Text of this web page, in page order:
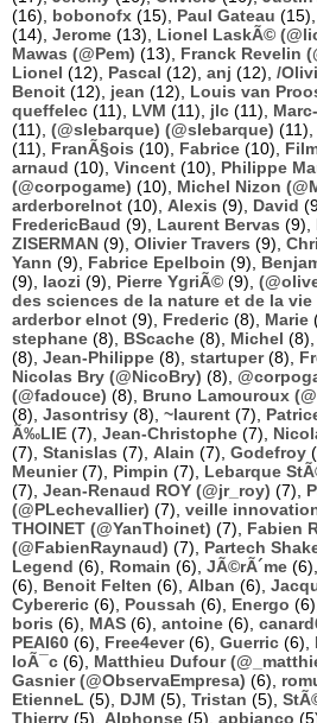
(16), bobonofx (15), Paul Gateau (15),
(14), Jerome (13), Lionel LaskÃ©
Mawas (@Pem) (13), Franck Revelin
Lionel (12), Pascal (12), anj (12), /
Benoit (12), jean (12), Louis van
queffelec (11), LVM (11), jlc (11),
(11), (@slebarque) (@slebarque) (11),
(11), FranÃ§ois (10), Fabrice (10),
arnaud (10), Vincent (10), Philippe
(@corpogame) (10), Michel Nizon
arderborelnot (10), Alexis (9), David
FredericBaud (9), Laurent Bervas (9),
ZISERMAN (9), Olivier Travers (9),
Yann (9), Fabrice Epelboin (9),
(9), laozi (9), Pierre YgriÃ© (9),
des sciences de la nature et de la vie
arderbor elnot (9), Frederic (8), Marie
stephane (8), BScache (8), Michel (8),
(8), Jean-Philippe (8), startuper(8),
Nicolas Bry (@NicoBry) (8),
(@fadouce) (8), Bruno Lamouroux
(8), Jasontrisy (8), ~laurent (7),
Ã‰LIE (7), Jean-Christophe (7),
(7), Stanislas (7), Alain (7), Godefroy
Meunier(7), Pimpin (7), Lebarque
(7), Jean-Renaud ROY (@jr_roy) (7),
(@PLechevallier) (7), veille
THOINET (@YanThoinet) (7), Fabien
(@FabienRaynaud) (7), Partech
Legend (6), Romain (6), JÃ©rÃ´me (6),
(6), Benoit Felten (6), Alban (6),
Cybereric (6), Poussah (6), Energo (6),
boris (6), MAS (6), antoine (6),
PEAI60 (6), Free4ever(6), Guerric (6),
loÃ¯c (6), Matthieu Dufour
Gasnier (@ObservaEmpresa) (6),
EtienneL (5), DJM (5), Tristan (5),
Thierry (5), Alphonse (5), apbianco